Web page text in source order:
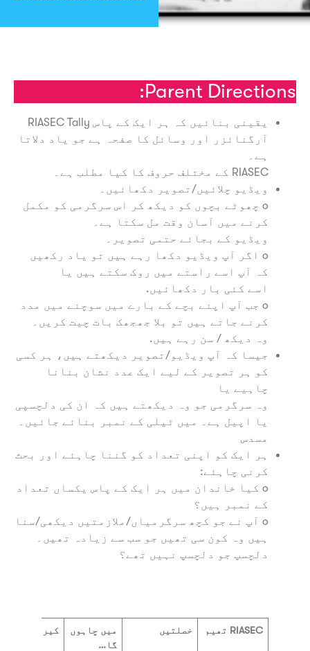
Parent
یقینی بنائیں کہ ہر ایک کے پاس RIASEC Tally
آرگنائزر اور وسائل کا صفحہ ہے جو یاد دلاتا
ویڈیو چلائیں/تصویر دکھائیں۔
o چھوٹے بچوں کو دیکھ کر اس سرگرمی کو مکمل
کرنے میں آسان وقت مل سکتا ہے۔
ویڈیو کے بجائے حتمی تصویر۔
o اگر آپ ویڈیو دکھا رہے ہیں تو یاد رکھیں
کہ آپ اسے راستے میں روک سکتے ہیں یا
اسے کئی بار دکھائیں.
o جب آپ اپنے بچے کے بارے میں سوچنے میں مدد
کرنے جاتے ہیں تو بلا جھجھک بات چیت کریں۔
وہ دیکھ / سن رہے ہیں.
جیسا کہ آپ ویڈیو/تصویر دیکھتے ہیں، ہر کسی
کو ہر تصویر کے لیے ایک عدد نشان بنانا
چاہیے یا
وہ سرگرمی جو وہ دیکھتے ہیں کہ ان کی دلچسپی
یا اپیل ہے۔ میں ٹیلی کے نمبر بنائے جائیں۔
ہر ایک کو اپنی تعداد کو گننا چاہئے اور بحث
کرنی چاہئے:
o کیا خاندان میں ہر ایک کے پاس یکساں تعداد
کے نمبر ہیں؟
o آپ نے جو کچھ سرگرمیاں/ملازمتیں دیکھی/سنا
ہیں وہ کون سی تھیں جو سب سے زیادہ تھیں۔
دلچسپ جو دلچسپ نہیں تھے؟
خصلتیں
میں چاہوں
کیریئرز